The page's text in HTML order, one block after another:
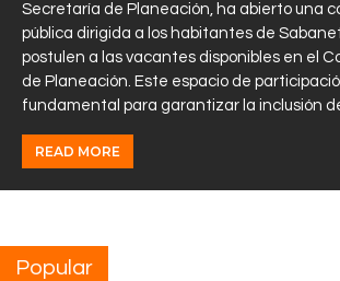
Secretaría de Planeación, ha abierto una
pública dirigida a los habitantes de
postulen a las vacantes disponibles en el
de Planeación. Este espacio de
fundamental para garantizar la inclusión
READ MORE
Popular